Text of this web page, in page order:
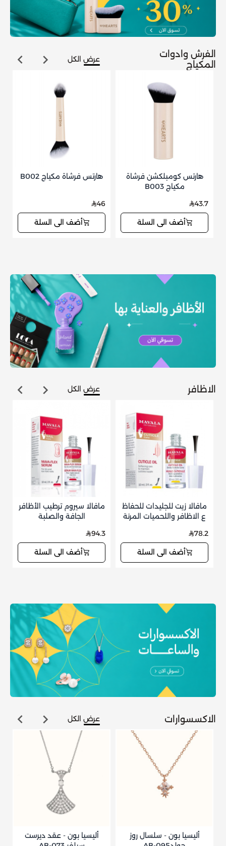
الفرش وادوات
المكياج
عرض الكل
هارتس كومبلكشن فرشاة
مكياج B003
43.7
أضف الى السلة
هارتس فرشاة مكياج B002
46
أضف الى السلة
الاظافر عرض الكل
مافالا زيت للجليدات للحفاظ
ع الاظافر واللحميات المرنة
78.2
أضف الى السلة
مافالا سيروم ترطيب الأظافر
الجافة والصلبة
94.3
أضف الى السلة
الاكسسوارات عرض الكل
أليسيا بون - سلسال روز
أليسيا بون - عقد ديرست